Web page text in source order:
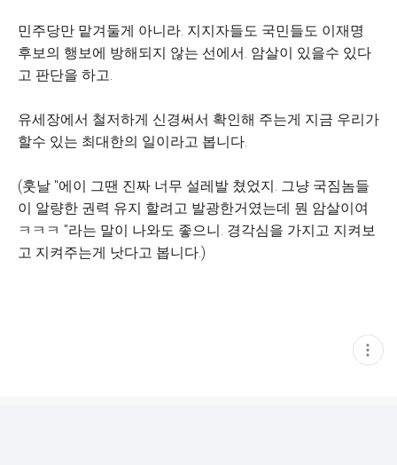
민주당만 맡겨둘게 아니라. 지지자들도 국민들도 이재명
후보의 행보에 방해되지 않는 선에서. 암살이 있을수 있다
고 판단을 하고.
유세장에서 철저하게 신경써서 확인해 주는게 지금 우리가
할수 있는 최대한의 일이라고 봅니다.
(훗날 "에이 그땐 진짜 너무 설레발 쳤었지. 그냥 국짐놈들
이 알량한 권력 유지 할려고 발광한거였는데 뭔 암살이여
ㅋㅋㅋ "라는 말이 나와도 좋으니. 경각심을 가지고 지켜보
고 지켜주는게 낫다고 봅니다.)
현
재